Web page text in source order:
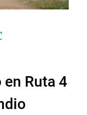
Ruta 4